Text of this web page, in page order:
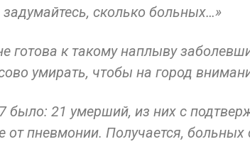
сколько больных…»
готова к такому наплыву
умирать, чтобы на город
было: 21 умерший, из них с
от пневмонии. Получается, больных